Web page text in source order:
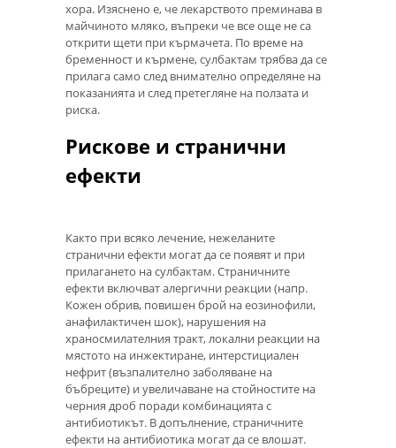
хора. Изяснено е, че лекарството преминава в
майчиното мляко, въпреки че все още не са
открити щети при кърмачета. По време на
бременност и кърмене, сулбактам трябва да се
прилага само след внимателно определяне на
показанията и след претегляне на ползата и
риска.
Рискове и странични
ефекти
Както при всяко лечение, нежеланите
странични ефекти могат да се появят и при
прилагането на сулбактам. Страничните
ефекти включват алергични реакции (напр.
Кожен обрив, повишен брой на еозинофили,
анафилактичен шок), нарушения на
храносмилателния тракт, локални реакции на
мястото на инжектиране, интерстициален
нефрит (възпалително заболяване на
бъбреците) и увеличаване на стойностите на
черния дроб поради комбинацията с
антибиотикът. В допълнение, страничните
ефекти на антибиотика могат да се влошат.